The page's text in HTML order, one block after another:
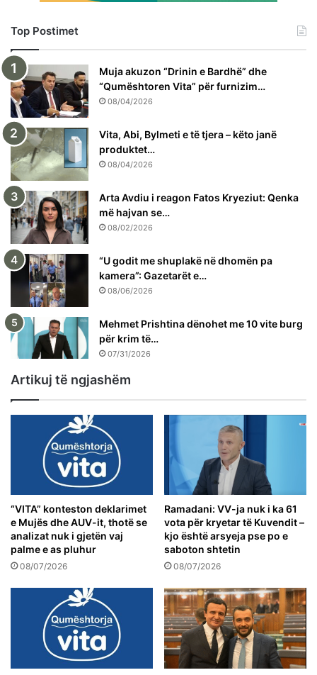
Top Postimet
Muja akuzon “Drinin e Bardhë” dhe
“Qumështoren Vita” për furnizim…
08/04/2026
Vita, Abi, Bylmeti e të tjera – këto janë
produktet…
08/04/2026
Arta Avdiu i reagon Fatos Kryeziut: Qenka
më hajvan se…
08/02/2026
“U godit me shuplakë në dhomën pa
kamera”: Gazetarët e…
08/06/2026
Mehmet Prishtina dënohet me 10 vite burg
për krim të…
07/31/2026
Artikuj të ngjashëm
“VITA” konteston deklarimet
e Mujës dhe AUV-it, thotë se
analizat nuk i gjetën vaj
palme e as pluhur
08/07/2026
Ramadani: VV-ja nuk i ka 61
vota për kryetar të Kuvendit –
kjo është arsyeja pse po e
saboton shtetin
08/07/2026